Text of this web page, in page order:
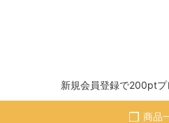
新規会員登録で200pt
商品